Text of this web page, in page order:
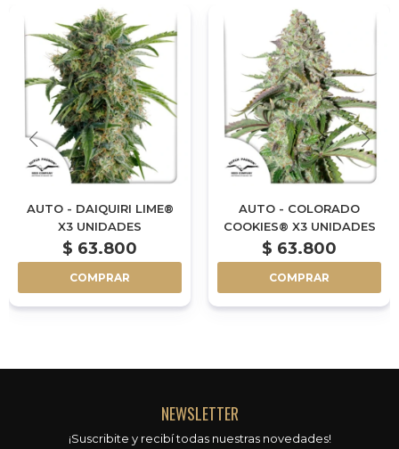
AUTO - DAIQUIRI LIME®
X3 UNIDADES
$ 63.800
COMPRAR
AUTO - COLORADO
COOKIES® X3 UNIDADES
$ 63.800
COMPRAR
NEWSLETTER
¡Suscribite y recibí todas nuestras novedades!